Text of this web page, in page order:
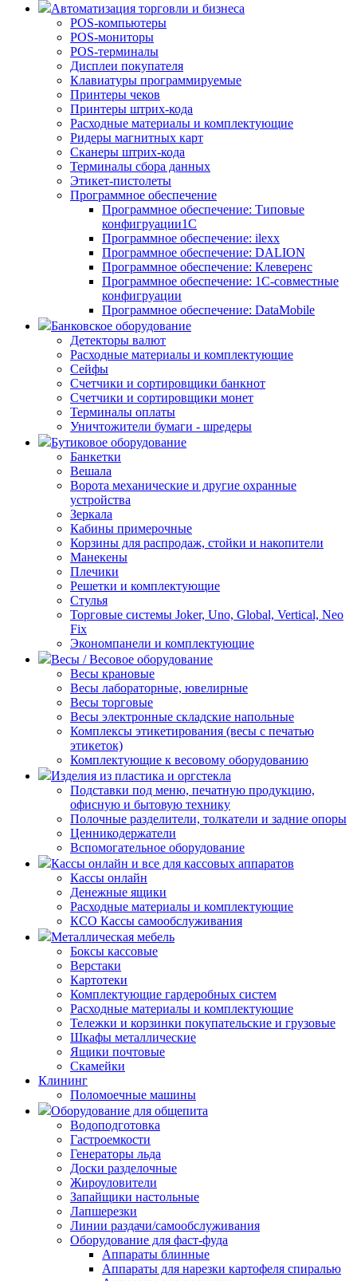
Автоматизация торговли и бизнеса
POS-компьютеры
POS-мониторы
POS-терминалы
Дисплеи покупателя
Клавиатуры программируемые
Принтеры чеков
Принтеры штрих-кода
Расходные материалы и комплектующие
Ридеры магнитных карт
Сканеры штрих-кода
Терминалы сбора данных
Этикет-пистолеты
Программное обеспечение
Программное обеспечение: Типовые
конфигруации1С
Программное обеспечение: ilexx
Программное обеспечение: DALION
Программное обеспечение: Клеверенс
Программное обеспечение: 1С-совместные
конфигруации
Программное обеспечение: DataMobile
Банковское оборудование
Детекторы валют
Расходные материалы и комплектующие
Сейфы
Счетчики и сортировщики банкнот
Счетчики и сортировщики монет
Терминалы оплаты
Уничтожители бумаги - шредеры
Бутиковое оборудование
Банкетки
Вешала
Ворота механические и другие охранные
устройства
Зеркала
Кабины примерочные
Корзины для распродаж, стойки и накопители
Манекены
Плечики
Решетки и комплектующие
Стулья
Торговые системы Joker, Uno, Global, Vertical, Neo
Fix
Экономпанели и комплектующие
Весы / Весовое оборудование
Весы крановые
Весы лабораторные, ювелирные
Весы торговые
Весы электронные складские напольные
Комплексы этикетирования (весы с печатью
этикеток)
Комплектующие к весовому оборудованию
Изделия из пластика и оргстекла
Подставки под меню, печатную продукцию,
офисную и бытовую технику
Полочные разделители, толкатели и задние опоры
Ценникодержатели
Вспомогательное оборудование
Кассы онлайн и все для кассовых аппаратов
Кассы онлайн
Денежные ящики
Расходные материалы и комплектующие
КСО Кассы самообслуживания
Металлическая мебель
Боксы кассовые
Верстаки
Картотеки
Комплектующие гардеробных систем
Расходные материалы и комплектующие
Тележки и корзинки покупательские и грузовые
Шкафы металлические
Ящики почтовые
Скамейки
Клининг
Поломоечные машины
Оборудование для общепита
Водоподготовка
Гастроемкости
Генераторы льда
Доски разделочные
Жироуловители
Запайщики настольные
Лапшерезки
Линии раздачи/самообслуживания
Оборудование для фаст-фуда
Аппараты блинные
Аппараты для нарезки картофеля спиралью